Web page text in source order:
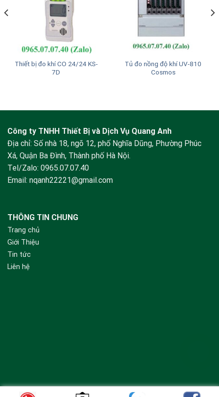
Thiết bị đo khí CO 24/24 KS-
7D
Tủ đo nồng độ khí UV-810
Cosmos
Công ty TNHH Thiết Bị và Dịch Vụ Quang Anh
Địa chỉ: Số nhà 18, ngõ 12, phố Nghĩa Dũng, Phường Phúc
Xá, Quận Ba Đình, Thành phố Hà Nội.
Tel/Zalo: 0965.07.07.40
Email: nqanh22221@gmail.com
THÔNG TIN CHUNG
Trang chủ
Giới Thiệu
Tin tức
Liên hệ